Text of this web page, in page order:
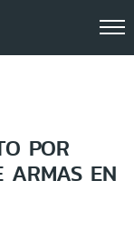
POR
ARMAS EN